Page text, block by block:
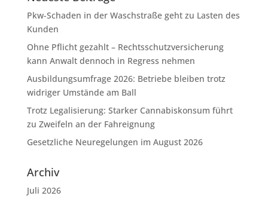
Pkw-Schaden in der Waschstraße geht zu Lasten des
Kunden
Ohne Pflicht gezahlt – Rechtsschutzversicherung
kann Anwalt dennoch in Regress nehmen
Ausbildungsumfrage 2026: Betriebe bleiben trotz
widriger Umstände am Ball
Trotz Legalisierung: Starker Cannabiskonsum führt
zu Zweifeln an der Fahreignung
Gesetzliche Neuregelungen im August 2026
Archiv
Juli 2026